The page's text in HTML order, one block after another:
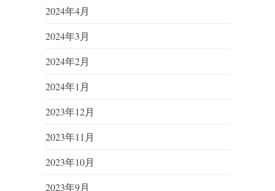
2024年4月
2024年3月
2024年2月
2024年1月
2023年12月
2023年11月
2023年10月
2023年9月